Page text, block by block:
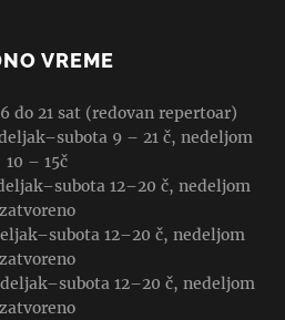
VREME
do 21 sat (redovan repertoar)
9 – 21 č, nedeljom
10 – 15č
12–20 č, nedeljom
zatvoreno
12–20 č, nedeljom
zatvoreno
12–20 č, nedeljom
zatvoreno